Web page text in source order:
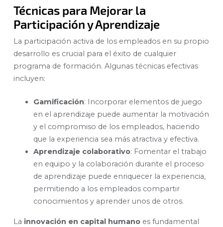
Técnicas para Mejorar la
Participación y Aprendizaje
La participación activa de los empleados en su propio
desarrollo es crucial para el éxito de cualquier
programa de formación. Algunas técnicas efectivas
incluyen:
Gamificación: Incorporar elementos de juego
en el aprendizaje puede aumentar la motivación
y el compromiso de los empleados, haciendo
que la experiencia sea más atractiva y efectiva.
Aprendizaje colaborativo: Fomentar el trabajo
en equipo y la colaboración durante el proceso
de aprendizaje puede enriquecer la experiencia,
permitiendo a los empleados compartir
conocimientos y aprender unos de otros.
La innovación en capital humano es fundamental